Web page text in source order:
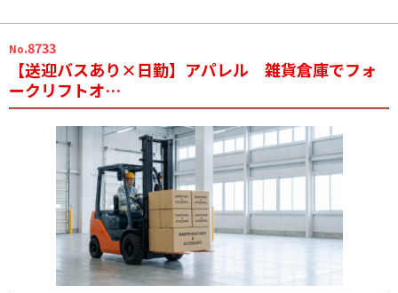
No.8733
【送迎バスあり×日勤】アパレル 雑貨倉庫でフォ
ークリフトオ…